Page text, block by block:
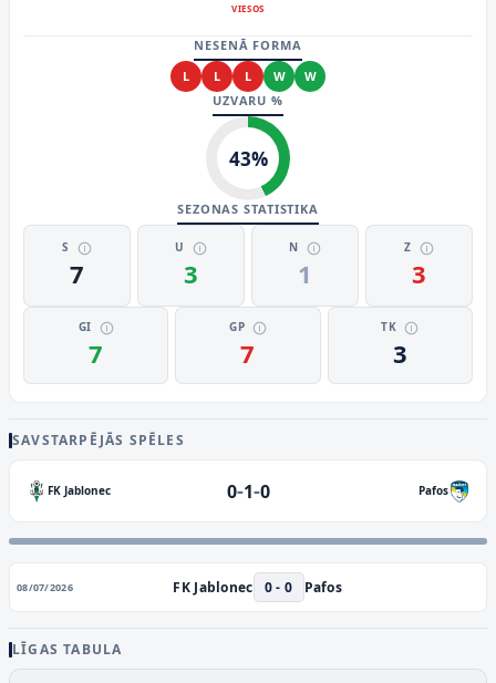
VIESOS
NESENĀ FORMA
L
L L W
W
UZVARU %
43%
SEZONAS STATISTIKA
S
7
U
3
N
1
Z
3
GI
7
GP
7
TK
3
SAVSTARPĒJĀS SPĒLES
FK Jablonec 0-1-0 Pafos
08/07/2026 FK Jablonec 0 - 0 Pafos
LĪGAS TABULA